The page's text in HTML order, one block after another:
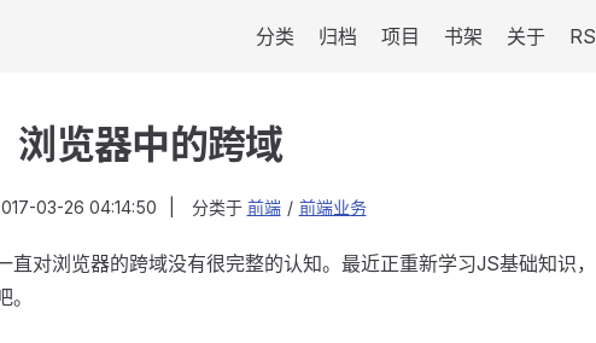
分类 归档 项目 书架 关于
浏览器中的跨域
03-26 04:14:50 分类于 前端 / 前端业务
对浏览器的跨域没有很完整的认知。最近正重新学习JS基础知识